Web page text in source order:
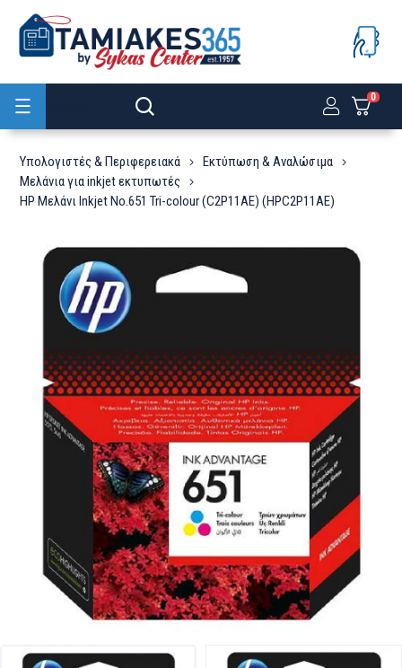
0
Υπολογιστές & Περιφερειακά
Εκτύπωση & Αναλώσιμα
Μελάνια για inkjet εκτυπωτές
HP Μελάνι Inkjet No.651 Tri-colour (C2P11AE) (HPC2P11AE)